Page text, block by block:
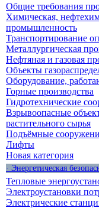
Общие требования
Химическая,
промышленность
Транспортирование
Металлургическая
Нефтяная и газовая
Объекты
Оборудование,
Горные производства
Гидротехнические
Взрывоопасные
растительного сырья
Подъёмные
Лифты
Новая категория
· Энергетическая
Тепловые
Электроустановки
Электрические